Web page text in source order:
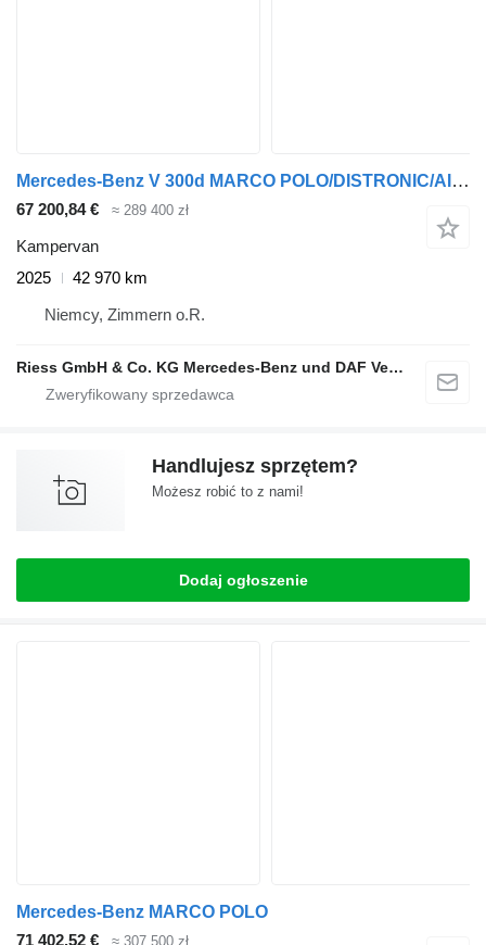
Mercedes-Benz V 300d MARCO POLO/DISTRONIC/AIRMATIC/MBUX/360°/A
67 200,84 € ≈ 289 400 zł
Kampervan
2025
42 970 km
Niemcy, Zimmern o.R.
Riess GmbH & Co. KG Mercedes-Benz und DAF Vertragspartner
Handlujesz sprzętem?
Możesz robić to z nami!
Dodaj ogłoszenie
Mercedes-Benz MARCO POLO
71 402,52 €
≈ 307 500 zł